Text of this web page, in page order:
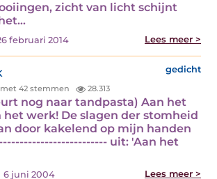
zicht van licht schijnt
februari 2014 Lees meer >
gedicht
met 42 stemmen 28.313
nog naar tandpasta) Aan het
het werk! De slagen der stomheid
door kakelend op mijn handen
uit: 'Aan het
6 juni 2004 Lees meer >